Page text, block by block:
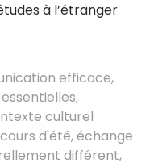
à l’étranger
efficace,
,
culturel
cours d'été,échange
différent,